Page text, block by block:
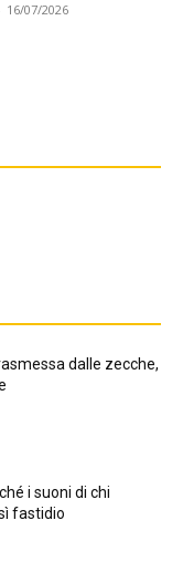
16/07/2026
dalle zecche,
i suoni di chi
fastidio